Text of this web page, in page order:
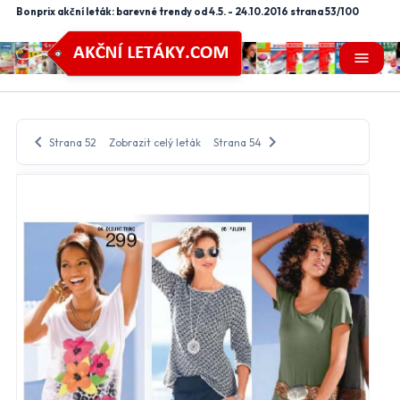
Bonprix akční leták: barevné trendy od 4.5. - 24.10.2016 strana 53/100
menu
chevron_left Strana 52 Zobrazit celý leták Strana 54chevron_right
close
mail_outlineNastavení odběru letáků